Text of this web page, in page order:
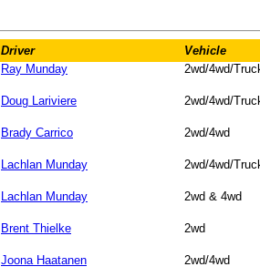
Driver
Vehicle
Ray Munday 2wd/4wd/
Doug Lariviere 2wd/4wd/
Brady Carrico 2wd/4wd
Lachlan Munday 2wd/4wd/
Lachlan Munday 2wd & 4wd
Brent Thielke 2wd
Joona Haatanen 2wd/4wd